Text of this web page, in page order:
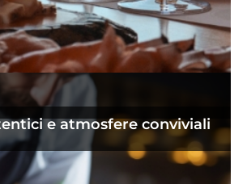
e atmosfere conviviali